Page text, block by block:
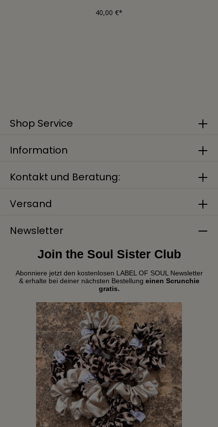
40,00 €*
Kontakt und Beratung:
Versand
Newsletter
Join the Soul Sister Club
Abonniere jetzt den kostenlosen LABEL OF SOUL Newsletter
& erhalte bei deiner nächsten Bestellung einen Scrunchie
gratis.
Shop Service
Information